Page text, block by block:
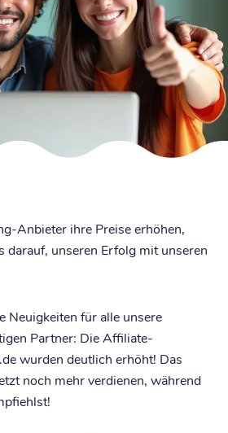
Anbieter ihre Preise erhöhen,
darauf, unseren Erfolg mit unseren
Neuigkeiten für alle unsere
Partner: Die Affiliate-
wurden deutlich erhöht! Das
noch mehr verdienen, während